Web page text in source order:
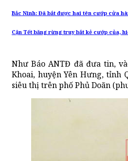
Bắc Ninh: Đã bắt được hai tên cướp cửa
Cận Tết băng rừng truy bắt kẻ cướp của,
Như Báo ANTĐ đã đưa tin,
Khoai, huyện Yên Hưng, tỉnh
siêu thị trên phố Phủ Doãn